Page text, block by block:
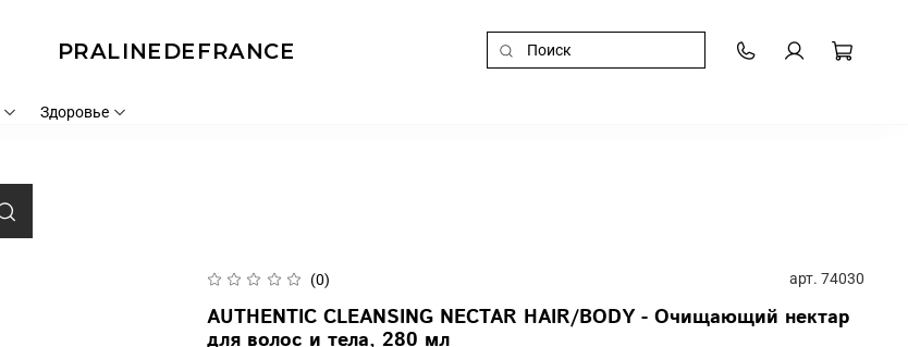
PRALINEDEFRANCE
Здоровье
(0) арт. 74030
AUTHENTIC CLEANSING NECTAR HAIR/BODY - Очищающий нектар
для волос и тела, 280 мл